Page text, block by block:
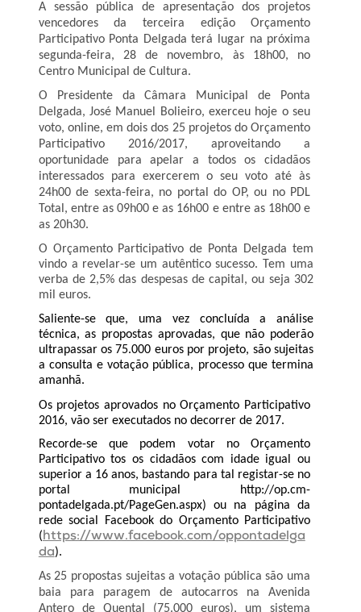
A sessão pública de apresentação dos projetos
vencedores da terceira edição Orçamento
Participativo Ponta Delgada terá lugar na próxima
segunda-feira, 28 de novembro, às 18h00, no
Centro Municipal de Cultura.
O Presidente da Câmara Municipal de Ponta
Delgada, José Manuel Bolieiro, exerceu hoje o seu
voto, online, em dois dos 25 projetos do Orçamento
Participativo 2016/2017, aproveitando a
oportunidade para apelar a todos os cidadãos
interessados para exercerem o seu voto até às
24h00 de sexta-feira, no portal do OP, ou no PDL
Total, entre as 09h00 e as 16h00 e entre as 18h00 e
as 20h30.
O Orçamento Participativo de Ponta Delgada tem
vindo a revelar-se um autêntico sucesso. Tem uma
verba de 2,5% das despesas de capital, ou seja 302
mil euros.
Saliente-se que, uma vez concluída a análise
técnica, as propostas aprovadas, que não poderão
ultrapassar os 75.000 euros por projeto, são sujeitas
a consulta e votação pública, processo que termina
amanhã.
Os projetos aprovados no Orçamento Participativo
2016, vão ser executados no decorrer de 2017.
Recorde-se que podem votar no Orçamento
Participativo tos os cidadãos com idade igual ou
superior a 16 anos, bastando para tal registar-se no
portal municipal http://op.cm-
pontadelgada.pt/PageGen.aspx) ou na página da
rede social Facebook do Orçamento Participativo
(https://www.facebook.com/oppontadelga
da).
As25 propostas sujeitas a votação pública são uma
baia para paragem de autocarros na Avenida
Antero de Quental (75.000 euros), um sistema